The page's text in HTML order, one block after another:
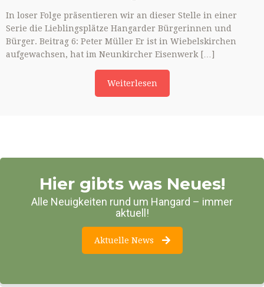
In loser Folge präsentieren wir an dieser Stelle in einer
Serie die Lieblingsplätze Hangarder Bürgerinnen und
Bürger. Beitrag 6: Peter Müller Er ist in Wiebelskirchen
aufgewachsen, hat im Neunkircher Eisenwerk […]
Weiterlesen
Hier gibts was Neues!
Alle Neuigkeiten rund um Hangard – immer
aktuell!
Aktuelle News